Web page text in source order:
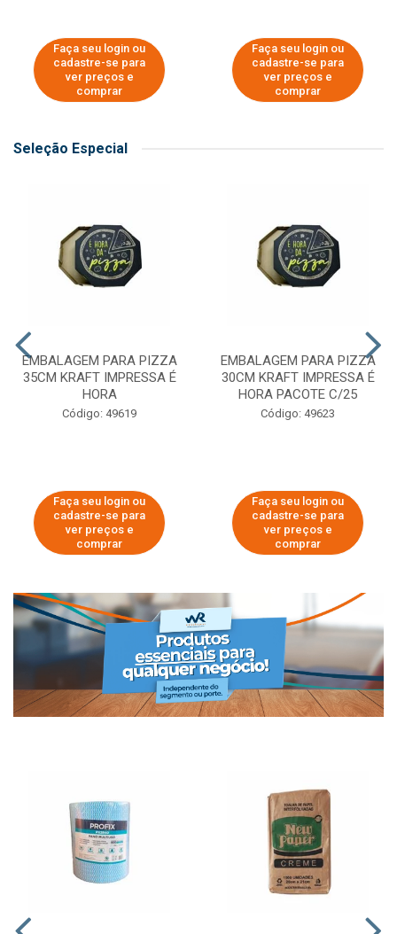
Faça seu login ou
cadastre-se para
ver preços e
comprar
Faça seu login ou
cadastre-se para
ver preços e
comprar
Seleção Especial
EMBALAGEM PARA PIZZA
35CM KRAFT IMPRESSA É
HORA
Código: 49619
Faça seu login ou
cadastre-se para
ver preços e
comprar
EMBALAGEM PARA PIZZA
30CM KRAFT IMPRESSA É
HORA PACOTE C/25
Código: 49623
Faça seu login ou
cadastre-se para
ver preços e
comprar